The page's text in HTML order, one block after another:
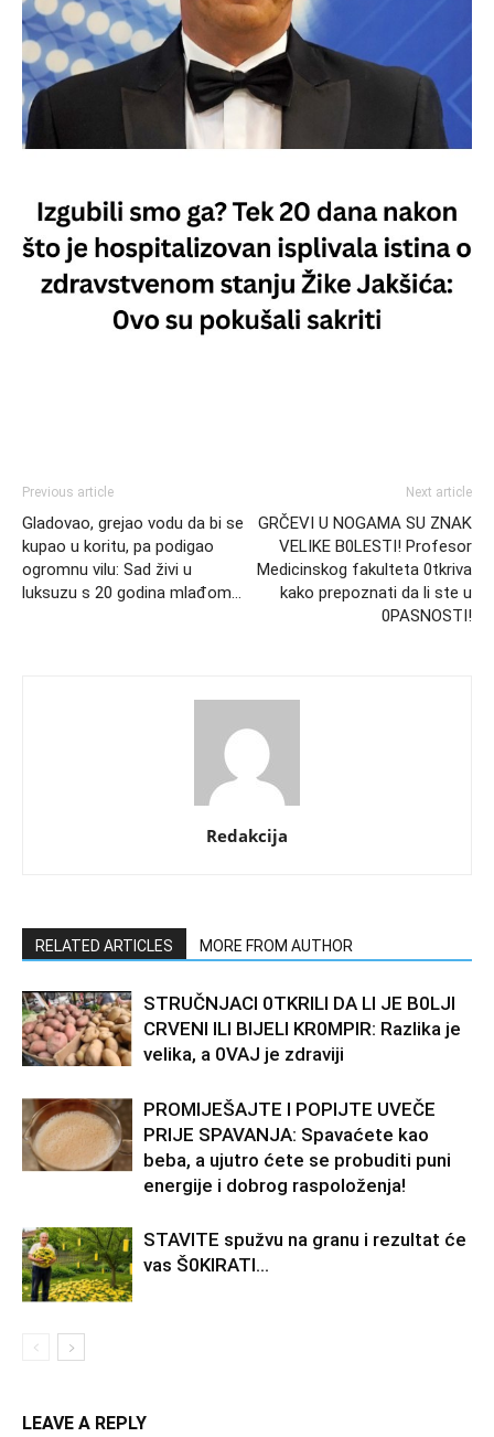
Previous article
Gladovao, grejao vodu da bi se
kupao u koritu, pa podigao
ogromnu vilu: Sad živi u
luksuzu s 20 godina mlađom…
Next article
GRČEVI U NOGAMA SU ZNAK
VELIKE B0LESTI! Profesor
Medicinskog fakulteta 0tkriva
kako prepoznati da li ste u
0PASNOSTI!
Redakcija
RELATED ARTICLES MORE FROM AUTHOR
STRUČNJACI 0TKRILI DA LI JE B0LJI
CRVENI ILI BIJELI KR0MPIR: Razlika je
velika, a 0VAJ je zdraviji
PROMIJEŠAJTE I POPIJTE UVEČE
PRIJE SPAVANJA: Spavaćete kao
beba, a ujutro ćete se probuditi puni
energije i dobrog raspoloženja!
STAVlTE spužvu na granu i rezultat će
vas Š0KlRATl…
LEAVE A REPLY